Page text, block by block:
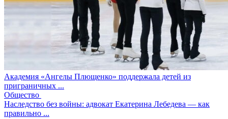
Академия «Ангелы Плющенко» поддержала детей из
приграничных ...
Общество
Наследство без войны: адвокат Екатерина Лебедева — как
правильно ...